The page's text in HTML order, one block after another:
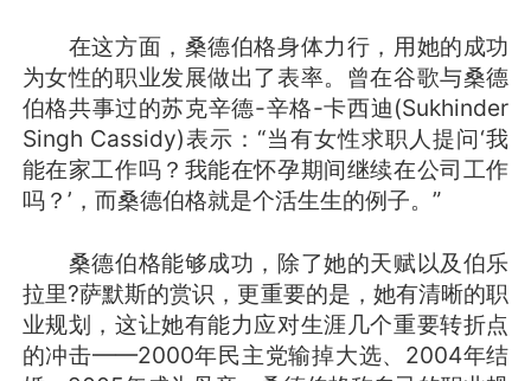
在这方面，桑德伯格身体力行，用她的成功
为女性的职业发展做出了表率。曾在谷歌与桑德
伯格共事过的苏克辛德-辛格-卡西迪(Sukhinder
Singh Cassidy)表示：“当有女性求职人提问‘我
能在家工作吗？我能在怀孕期间继续在公司工作
吗？’，而桑德伯格就是个活生生的例子。”
桑德伯格能够成功，除了她的天赋以及伯乐
拉里?萨默斯的赏识，更重要的是，她有清晰的职
业规划，这让她有能力应对生涯几个重要转折点
的冲击——2000年民主党输掉大选、2004年结